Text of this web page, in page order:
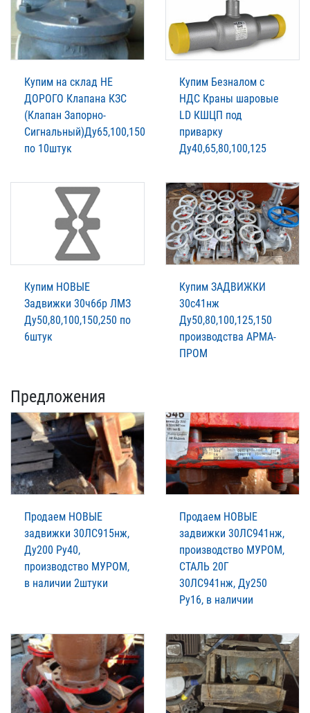
Купим на склад НЕ
ДОРОГО Клапана КЗС
(Клапан Запорно-
Сигнальный)Ду65,100,150
по 10штук
Купим Безналом с
НДС Краны шаровые
LD КШЦП под
приварку
Ду40,65,80,100,125
Купим НОВЫЕ
Задвижки 30ч6бр ЛМЗ
Ду50,80,100,150,250 по
6штук
Купим ЗАДВИЖКИ
30с41нж
Ду50,80,100,125,150
производства АРМА-
ПРОМ
Предложения
Продаем НОВЫЕ
задвижки 30ЛС915нж,
Ду200 Ру40,
производство МУРОМ,
в наличии 2штуки
Продаем НОВЫЕ
задвижки 30ЛС941нж,
производство МУРОМ,
СТАЛЬ 20Г
30ЛС941нж, Ду250
Ру16, в наличии